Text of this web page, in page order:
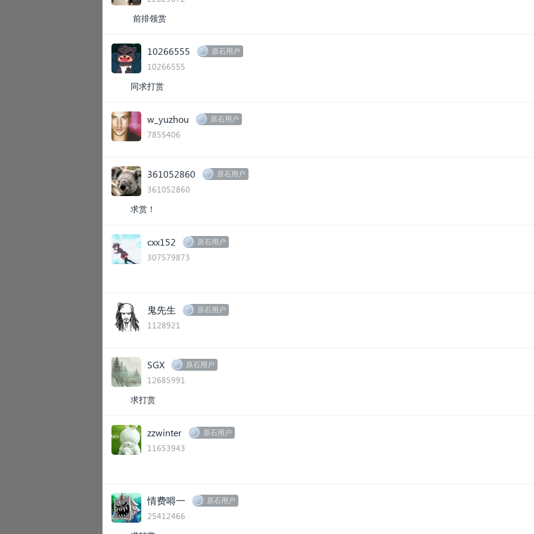
前排领赏
10266555 原石用户
10266555
同求打赏
w_yuzhou 原石用户
7855406
361052860 原石用户
361052860
求赏！
cxx152 原石用户
307579873
鬼先生 原石用户
1128921
SGX 原石用户
12685991
求打赏
zzwinter 原石用户
11653943
情费嘚一 原石用户
25412466